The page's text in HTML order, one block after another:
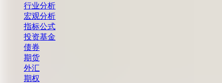
行业分析
宏观分析
指标公式
投资基金
债券
期货
外汇
期权